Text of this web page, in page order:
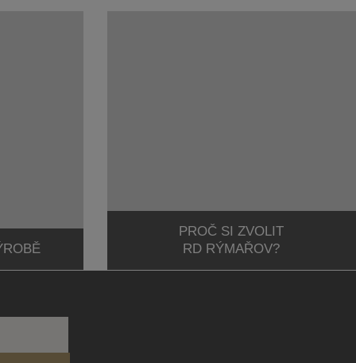
PROČ SI ZVOLIT
RD RÝMAŘOV?